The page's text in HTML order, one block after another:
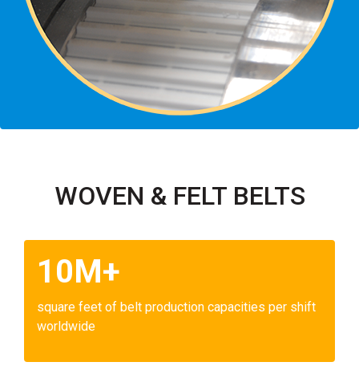
WOVEN & FELT BELTS
10M+
square feet of belt production capacities per shift
worldwide